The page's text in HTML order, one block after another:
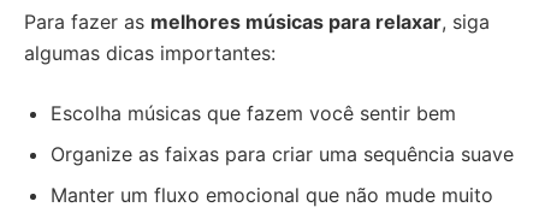
Para fazer as melhores músicas para relaxar, siga
algumas dicas importantes:
Escolha músicas que fazem você sentir bem
Organize as faixas para criar uma sequência suave
Manter um fluxo emocional que não mude muito